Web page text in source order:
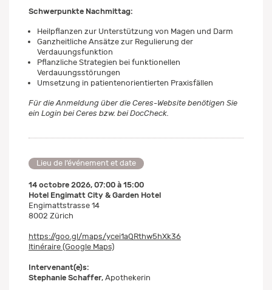
Schwerpunkte Nachmittag:
Heilpflanzen zur Unterstützung von Magen und Darm
Ganzheitliche Ansätze zur Regulierung der
Verdauungsfunktion
Pflanzliche Strategien bei funktionellen
Verdauungsstörungen
Umsetzung in patientenorientierten Praxisfällen
Für die Anmeldung über die Ceres-Website benötigen Sie
ein Login bei Ceres bzw. bei DocCheck.
Lieu de l’événement et date
14 octobre 2026, 07:00 à 15:00
Hotel Engimatt City & Garden Hotel
Engimattstrasse 14
8002 Zürich
https://goo.gl/maps/ycei1aQRthw5hXk36
Itinéraire (Google Maps)
Intervenant(e)s:
Stephanie Schaffer, Apothekerin